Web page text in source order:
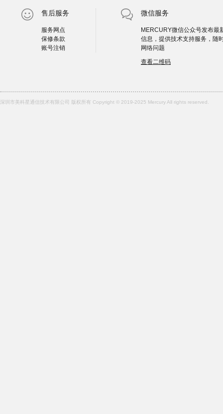
售后服务
服务网点
保修条款
账号注销
微信服务
MERCURY微信公众号发布最
信息，提供技术支持服务，随
网络问题
查看二维码
深圳市美科星通信技术有限公司 版权所有 Copyright © 2019-2025 Mercury All rights reserved.